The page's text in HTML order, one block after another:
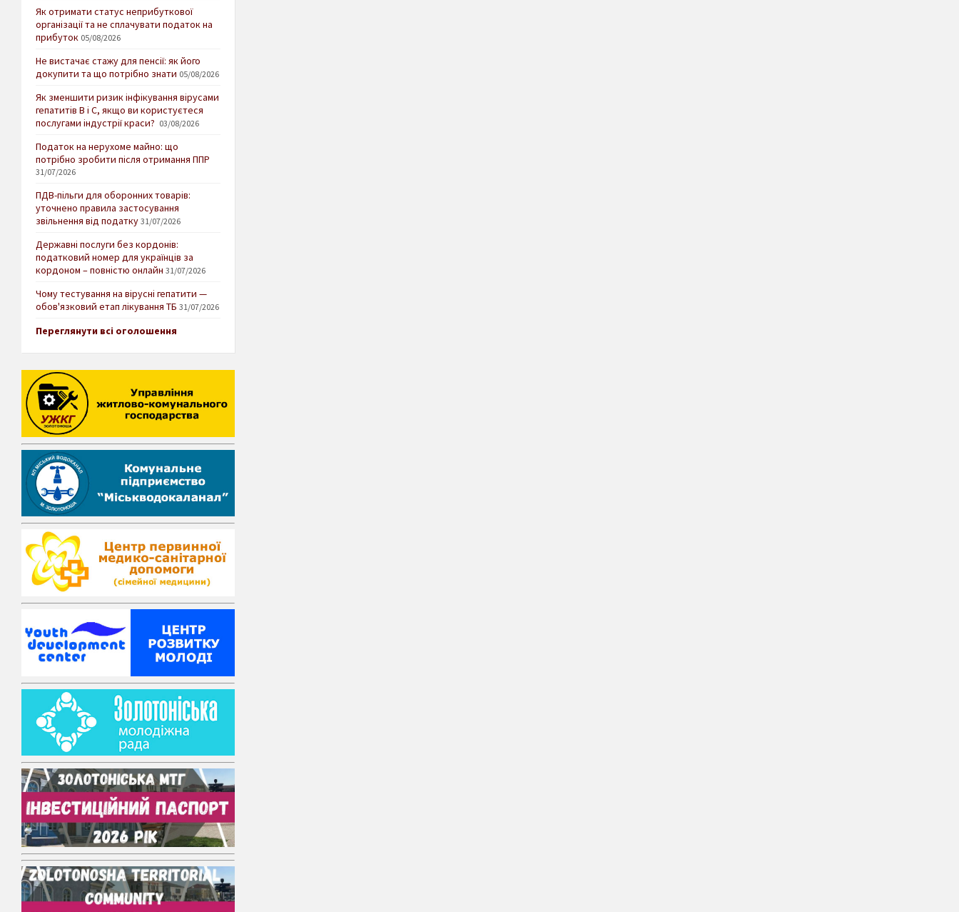
Як отримати статус неприбуткової
організації та не сплачувати податок на
прибуток 05/08/2026
Не вистачає стажу для пенсії: як його
докупити та що потрібно знати 05/08/2026
Як зменшити ризик інфікування вірусами
гепатитів В і С, якщо ви користуєтеся
послугами індустрії краси? 03/08/2026
Податок на нерухоме майно: що
потрібно зробити після отримання ППР
31/07/2026
ПДВ-пільги для оборонних товарів:
уточнено правила застосування
звільнення від податку 31/07/2026
Державні послуги без кордонів:
податковий номер для українців за
кордоном – повністю онлайн 31/07/2026
Чому тестування на вірусні гепатити —
обов'язковий етап лікування ТБ 31/07/2026
Переглянути всі оголошення